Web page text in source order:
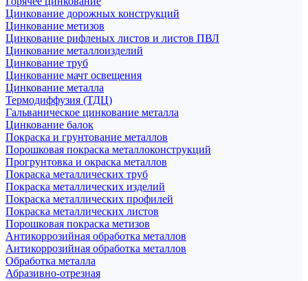
Цинкование дорожных конструкций
Цинкование метизов
Цинкование рифленых листов и листов ПВЛ
Цинкование металлоизделий
Цинкование труб
Цинкование мачт освещения
Цинкование металла
Термодиффузия (ТДЦ)
Гальваническое цинкование металла
Цинкование балок
Покраска и грунтование металлов
Порошковая покраска металлоконструкций
Прогрунтовка и окраска металлов
Покраска металлических труб
Покраска металлических изделий
Покраска металлических профилей
Покраска металлических листов
Порошковая покраска метизов
Антикоррозийная обработка металлов
Антикоррозийная обработка металлов
Обработка металла
Абразивно-отрезная